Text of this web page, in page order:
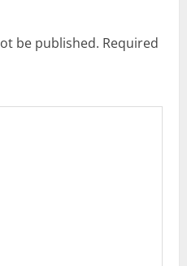
be published. Required